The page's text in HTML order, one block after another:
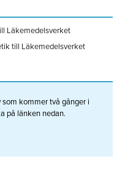
Läkemedelsverket
till Läkemedelsverket
kommer två gånger i
på länken nedan.